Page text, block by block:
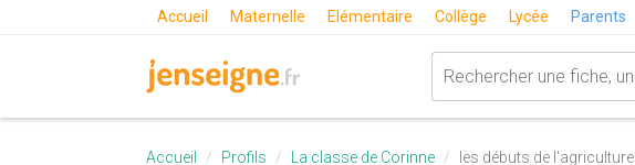
Accueil Maternelle Elémentaire Collège Lycée Parents
Accueil Profils La classe de Corinne les débuts de l'agriculture